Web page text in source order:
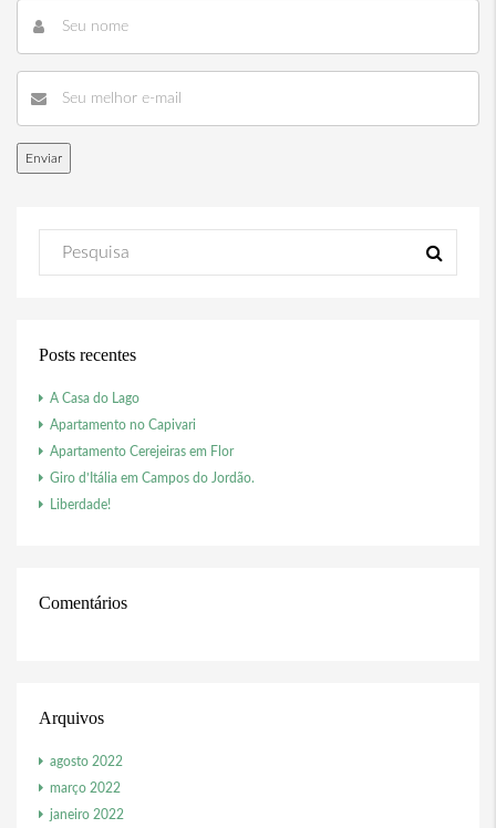
Posts recentes
A Casa do Lago
Apartamento no Capivari
Apartamento Cerejeiras em Flor
Giro d’Itália em Campos do Jordão.
Liberdade!
Comentários
Arquivos
agosto 2022
março 2022
janeiro 2022